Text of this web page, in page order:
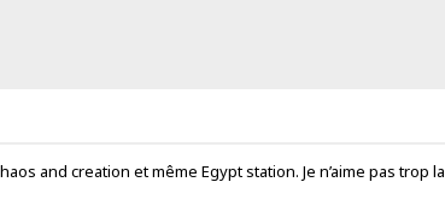
and creation et même Egypt station. Je n’aime pas trop